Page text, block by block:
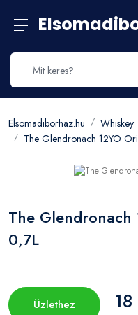
Elsomadiborhaz.hu
Whiskey
The Glendronach 12YO
The Glendronach
0,7L
Üzlethez